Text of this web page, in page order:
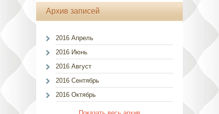
Архив записей
2016 Апрель
2016 Июнь
2016 Август
2016 Сентябрь
2016 Октябрь